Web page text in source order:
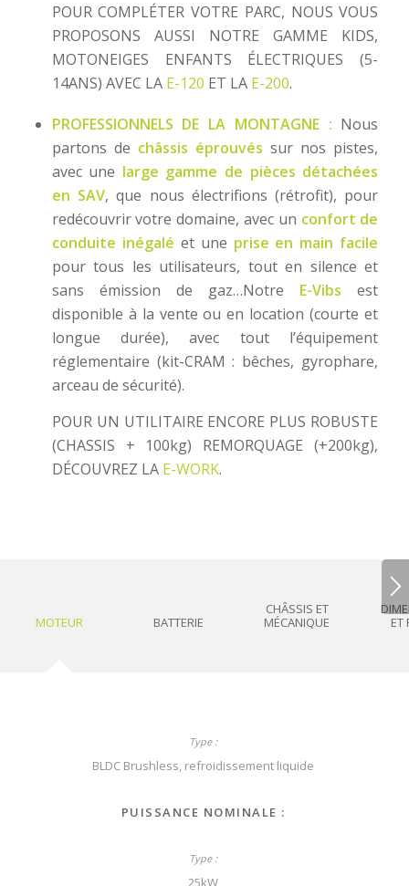
POUR COMPLÉTER VOTRE PARC, NOUS VOUS
PROPOSONS AUSSI NOTRE GAMME KIDS,
MOTONEIGES ENFANTS ÉLECTRIQUES (5-
14ANS) AVEC LA E-120 ET LA E-200.
PROFESSIONNELS DE LA MONTAGNE : Nous
partons de châssis éprouvés sur nos pistes,
avec une large gamme de pièces détachées
en SAV, que nous électrifions (rétrofit), pour
redécouvrir votre domaine, avec un confort de
conduite inégalé et une prise en main facile
pour tous les utilisateurs, tout en silence et
sans émission de gaz…Notre E-Vibs est
disponible à la vente ou en location (courte et
longue durée), avec tout l’équipement
réglementaire (kit-CRAM : bêches, gyrophare,
arceau de sécurité).
POUR UN UTILITAIRE ENCORE PLUS ROBUSTE
(CHASSIS + 100kg) REMORQUAGE (+200kg),
DÉCOUVREZ LA E-WORK.
MOTEUR BATTERIE
CHÂSSIS ET
MÉCANIQUE
ET
BLDC Brushless, refroidissement liquide
PUISSANCE NOMINALE :